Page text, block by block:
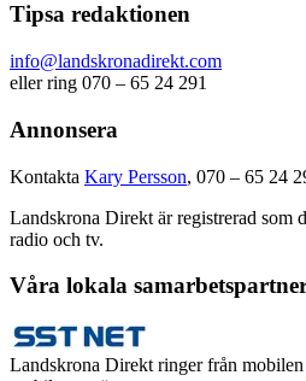
Tipsa redaktionen
info@landskronadirekt.com
eller ring 070 – 65 24 291
Annonsera
Kontakta Kary Persson, 070 – 65 24
Landskrona Direkt är registrerad som
radio och tv.
Våra lokala
Landskrona Direkt ringer från